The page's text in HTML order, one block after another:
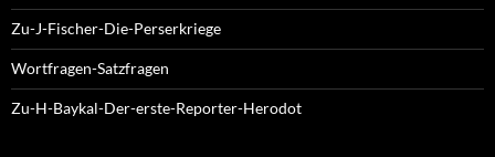
Zu-J-Fischer-Die-Perserkriege
Wortfragen-Satzfragen
Zu-H-Baykal-Der-erste-Reporter-Herodot